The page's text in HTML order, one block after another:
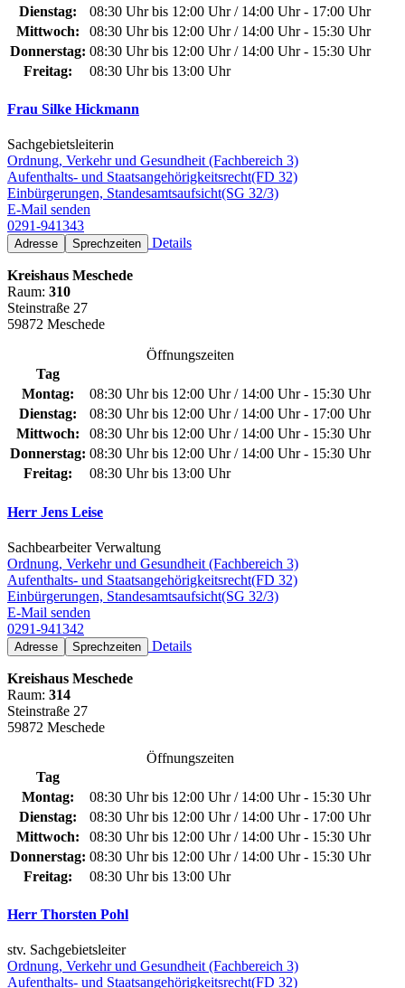
Dienstag:
08:30 Uhr bis 12:00 Uhr / 14:00 Uhr - 17:00 Uhr
Mittwoch:
08:30 Uhr bis 12:00 Uhr / 14:00 Uhr - 15:30 Uhr
Donnerstag: 08:30 Uhr bis 12:00 Uhr / 14:00 Uhr - 15:30 Uhr
Freitag:
08:30 Uhr bis 13:00 Uhr
Frau Silke Hickmann
Sachgebietsleiterin
Ordnung, Verkehr und Gesundheit (Fachbereich 3)
Aufenthalts- und Staatsangehörigkeitsrecht(FD 32)
Einbürgerungen, Standesamtsaufsicht(SG 32/3)
E-Mail senden
0291-941343
Adresse Sprechzeiten Details
Kreishaus Meschede
Raum: 310
Steinstraße 27
59872 Meschede
Öffnungszeiten
Tag
Montag:
08:30 Uhr bis 12:00 Uhr / 14:00 Uhr - 15:30 Uhr
Dienstag:
08:30 Uhr bis 12:00 Uhr / 14:00 Uhr - 17:00 Uhr
Mittwoch:
08:30 Uhr bis 12:00 Uhr / 14:00 Uhr - 15:30 Uhr
Donnerstag: 08:30 Uhr bis 12:00 Uhr / 14:00 Uhr - 15:30 Uhr
Freitag:
08:30 Uhr bis 13:00 Uhr
Herr Jens Leise
Sachbearbeiter Verwaltung
Ordnung, Verkehr und Gesundheit (Fachbereich 3)
Aufenthalts- und Staatsangehörigkeitsrecht(FD 32)
Einbürgerungen, Standesamtsaufsicht(SG 32/3)
E-Mail senden
0291-941342
Adresse Sprechzeiten Details
Kreishaus Meschede
Raum: 314
Steinstraße 27
59872 Meschede
Öffnungszeiten
Tag
Montag:
08:30 Uhr bis 12:00 Uhr / 14:00 Uhr - 15:30 Uhr
Dienstag:
08:30 Uhr bis 12:00 Uhr / 14:00 Uhr - 17:00 Uhr
Mittwoch:
08:30 Uhr bis 12:00 Uhr / 14:00 Uhr - 15:30 Uhr
Donnerstag: 08:30 Uhr bis 12:00 Uhr / 14:00 Uhr - 15:30 Uhr
Freitag:
08:30 Uhr bis 13:00 Uhr
Herr Thorsten Pohl
stv. Sachgebietsleiter
Ordnung, Verkehr und Gesundheit (Fachbereich 3)
Aufenthalts- und Staatsangehörigkeitsrecht(FD 32)